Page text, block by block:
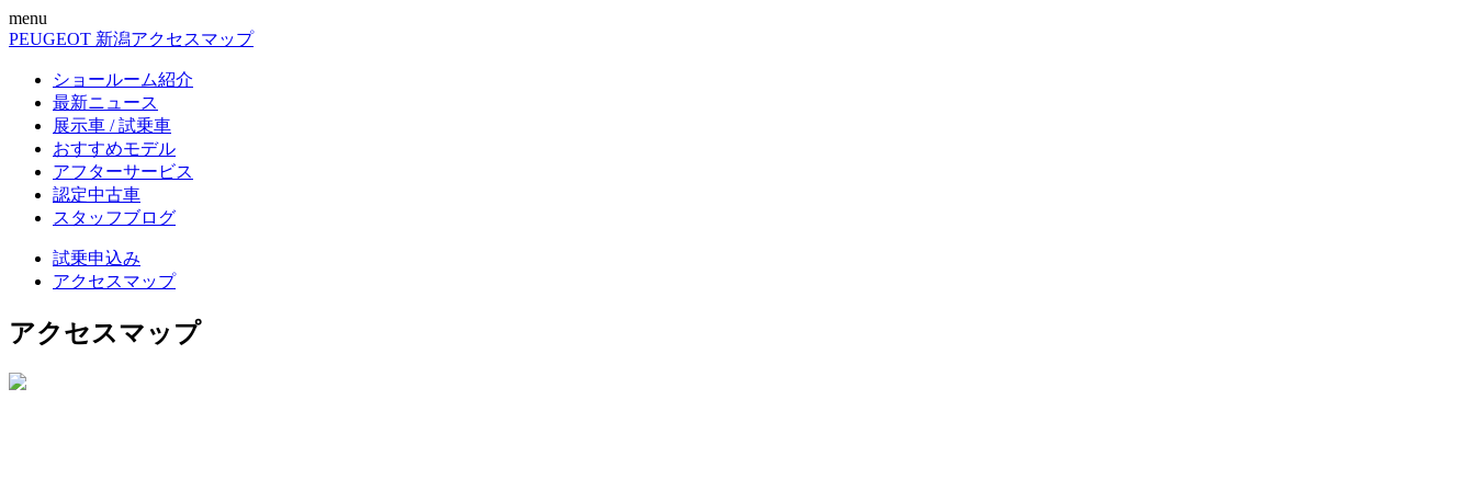
menu
PEUGEOT 新潟アクセスマップ
ショールーム紹介
最新ニュース
展示車 / 試乗車
おすすめモデル
アフターサービス
認定中古車
スタッフブログ
試乗申込み
アクセスマップ
アクセスマップ